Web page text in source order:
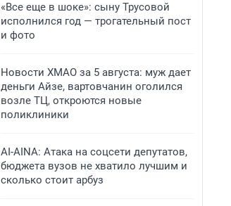
«Все еще в шоке»: сыну Трусовой
исполнился год — трогательный пост
и фото
Новости ХМАО за 5 августа: муж дает
деньги Айзе, вартовчанин оголился
возле ТЦ, откроются новые
поликлиники
AI-AINA: Атака на соцсети депутатов,
бюджета вузов не хватило лучшим и
сколько стоит арбуз